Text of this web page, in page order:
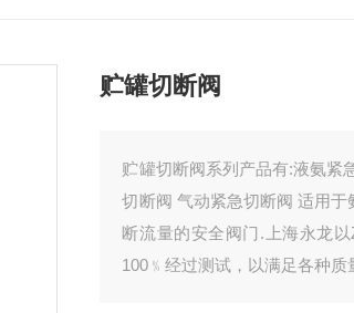
贮罐切断阀
贮罐切断阀系列产品有:液氨紧
切断阀 气动紧急切断阀 适用
断流量的安全阀门.上海永龙
100﹪经过测试，以满足各种质